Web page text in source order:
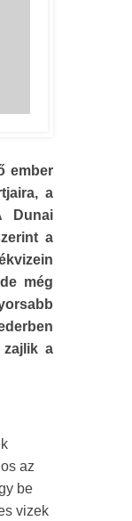
ember
a
Dunai
a
még
zajlik a
az
be
vizek